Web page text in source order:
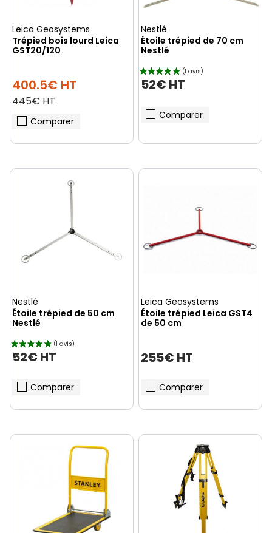
Leica Geosystems
Trépied bois lourd Leica
GST20/120
400.5€ HT
445€ HT
Comparer
Nestlé
Étoile trépied de 70 cm
Nestlé
52€ HT
Comparer
Nestlé
Étoile trépied de 50 cm
Nestlé
52€ HT
Comparer
Leica Geosystems
Étoile trépied Leica GST4
de 50 cm
255€ HT
Comparer